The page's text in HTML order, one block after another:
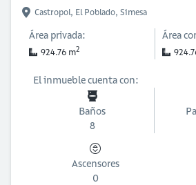
Castropol, El Poblado, Simesa
Área privada:
924.76 m2
Área
El inmueble cuenta con:
Baños
8
Ascensores
0